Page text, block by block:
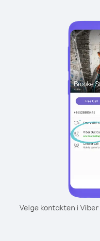
Velge kontakten i